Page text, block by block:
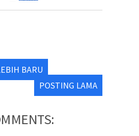
BARU
POSTING LAMA